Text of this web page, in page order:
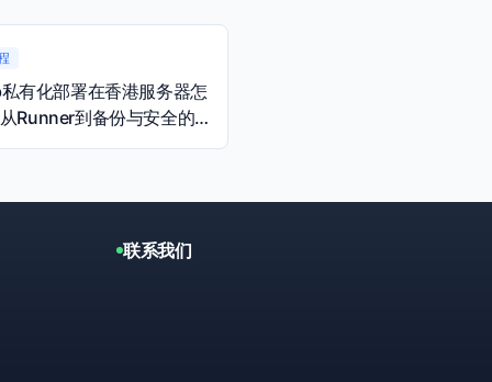
有化部署在香港服务器怎
Runner到备份与安全的
联系我们